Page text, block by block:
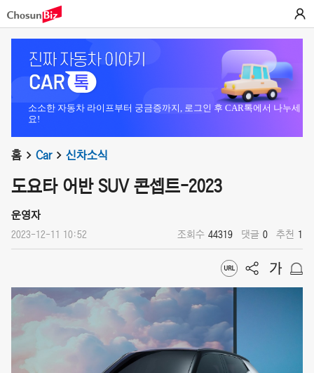
소소한 자동차 라이프부터 궁금증까지, 로그인 후 CAR톡에서 나누세
요!
홈 Car 신차소식
도요타 어반 SUV 콘셉트-2023
운영자
2023-12-11 10:52 조회수 44319 댓글 0 추천 1